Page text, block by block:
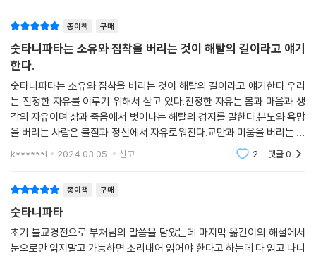
종이책 구매
숫타니파타는 소유와 집착을 버리는 것이 해탈의 길이라고 얘기
한다.
숫타니파타는 소유와 집착을 버리는 것이 해탈의 길이라고 얘기한다.우리
는 진정한 자유를 이루기 위해서 살고 있다.진정한 자유는 몸과 마음과 생
각의 자유이며 삶과 죽음에서 벗어나는 해탈의 경지를 말한다.분노와 욕망
을 버리는 사람은 물질과 정신에서 자유로워진다.교만과 미움을 버리는 사
람은 자유로워진다.잡념을 버리면 자유로워 진다.인간은 왜 집착하는 것일
k******l 2024.03.05. 신고 2 댓글0
종이책 구매
숫타니파타
초기 불교경전으로 부처님의 말씀을 담았는데 마지막 옮긴이의 해설에서
눈으로만 읽지말고 가능하면 소리내어 읽어야 한다고 하는데 다 읽고 나니